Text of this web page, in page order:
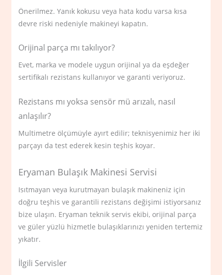
Önerilmez. Yanık kokusu veya hata kodu varsa kısa
devre riski nedeniyle makineyi kapatın.
Orijinal parça mı takılıyor?
Evet, marka ve modele uygun orijinal ya da eşdeğer
sertifikalı rezistans kullanıyor ve garanti veriyoruz.
Rezistans mı yoksa sensör mü arızalı, nasıl
anlaşılır?
Multimetre ölçümüyle ayırt edilir; teknisyenimiz her iki
parçayı da test ederek kesin teşhis koyar.
Eryaman Bulaşık Makinesi Servisi
Isıtmayan veya kurutmayan bulaşık makineniz için
doğru teşhis ve garantili rezistans değişimi istiyorsanız
bize ulaşın. Eryaman teknik servis ekibi, orijinal parça
ve güler yüzlü hizmetle bulaşıklarınızı yeniden tertemiz
yıkatır.
İlgili Servisler